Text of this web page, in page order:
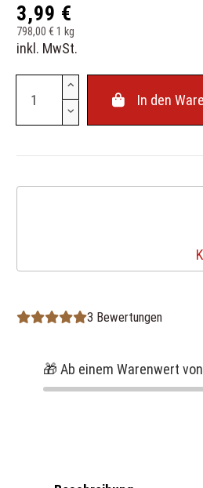
3,99 €
798,00 € 1 kg
inkl. MwSt.
In den
3 Bewertungen
🎁 Ab einem Warenwert